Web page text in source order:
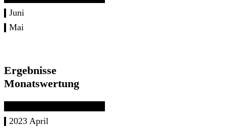
Juni
Mai
Ergebnisse
Monatswertung
2023 April